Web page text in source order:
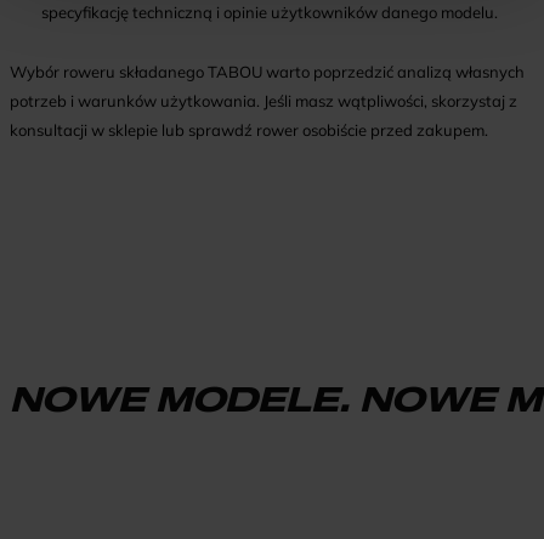
specyfikację techniczną i opinie użytkowników danego modelu.
Wybór roweru składanego TABOU warto poprzedzić analizą własnych
potrzeb i warunków użytkowania. Jeśli masz wątpliwości, skorzystaj z
konsultacji w sklepie lub sprawdź rower osobiście przed zakupem.
NOWE MODELE. NOWE